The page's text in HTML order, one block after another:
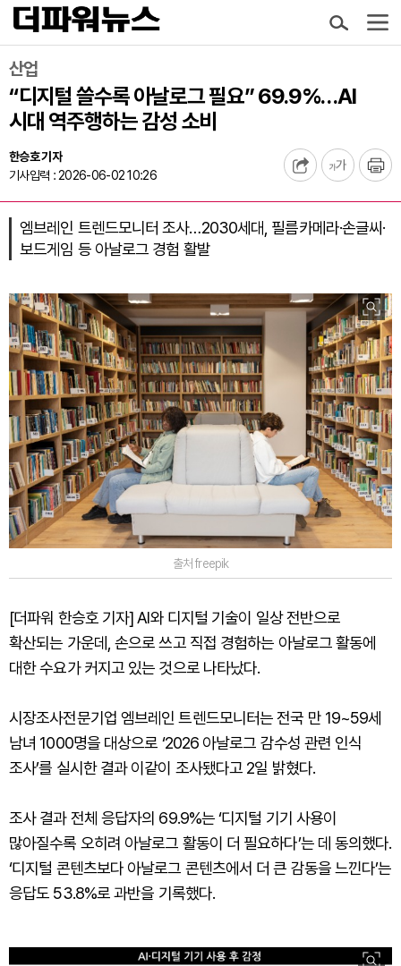
산업
“디지털 쓸수록 아날로그 필요” 69.9%…AI
시대 역주행하는 감성 소비
한승호 기자
기사입력 : 2026-06-02 10:26
엠브레인 트렌드모니터 조사…2030세대, 필름카메라·손글씨·
보드게임 등 아날로그 경험 활발
출처 freepik
[더파워 한승호 기자] AI와 디지털 기술이 일상 전반으로
확산되는 가운데, 손으로 쓰고 직접 경험하는 아날로그 활동에
대한 수요가 커지고 있는 것으로 나타났다.
시장조사전문기업 엠브레인 트렌드모니터는 전국 만 19~59세
남녀 1000명을 대상으로 ‘2026 아날로그 감수성 관련 인식
조사’를 실시한 결과 이같이 조사됐다고 2일 밝혔다.
조사 결과 전체 응답자의 69.9%는 ‘디지털 기기 사용이
많아질수록 오히려 아날로그 활동이 더 필요하다’는 데 동의했다.
‘디지털 콘텐츠보다 아날로그 콘텐츠에서 더 큰 감동을 느낀다’는
응답도 53.8%로 과반을 기록했다.